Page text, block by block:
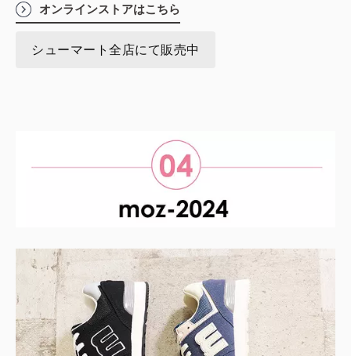
オンラインストアはこちら
シューマート全店にて販売中